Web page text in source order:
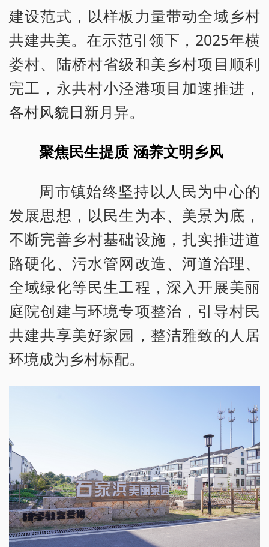
建设范式，以样板力量带动全域乡村
共建共美。在示范引领下，2025年横
娄村、陆桥村省级和美乡村项目顺利
完工，永共村小泾港项目加速推进，
各村风貌日新月异。
聚焦民生提质 涵养文明乡风
周市镇始终坚持以人民为中心的
发展思想，以民生为本、美景为底，
不断完善乡村基础设施，扎实推进道
路硬化、污水管网改造、河道治理、
全域绿化等民生工程，深入开展美丽
庭院创建与环境专项整治，引导村民
共建共享美好家园，整洁雅致的人居
环境成为乡村标配。